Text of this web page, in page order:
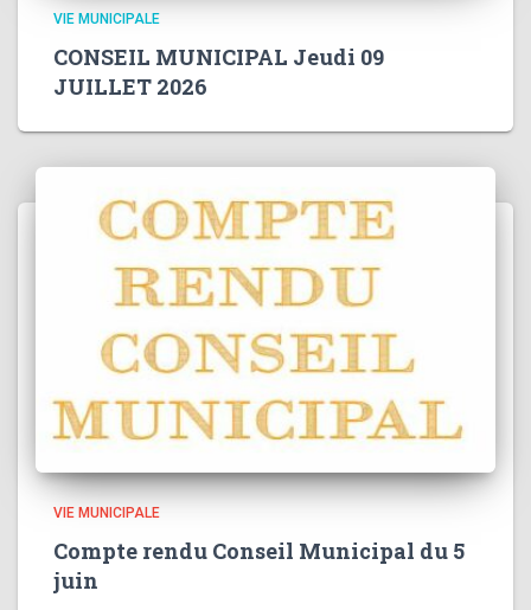
VIE MUNICIPALE
CONSEIL MUNICIPAL Jeudi 09
JUILLET 2026
VIE MUNICIPALE
Compte rendu Conseil Municipal du 5
juin